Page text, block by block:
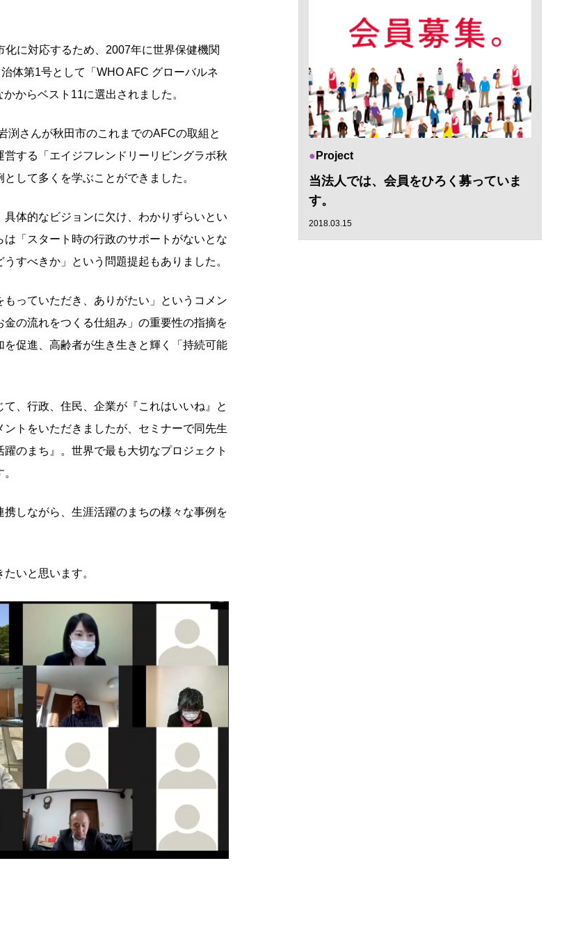
に対応するため、2007年に世界保健機関
体第1号として「WHO AFC グローバルネ
からベスト11に選出されました。
渕さんが秋田市のこれまでのAFCの取組と
する「エイジフレンドリーリビングラボ秋
して多くを学ぶことができました。
体的なビジョンに欠け、わかりずらいとい
「スタート時の行政のサポートがないとな
すべきか」という問題提起もありました。
っていただき、ありがたい」というコメン
の流れをつくる仕組み」の重要性の指摘を
促進、高齢者が生き生きと輝く「持続可能
、行政、住民、企業が『これはいいね』と
トをいただきましたが、セミナーで同先生
のまち』。世界で最も大切なプロジェクト
しながら、生涯活躍のまちの様々な事例を
いと思います。
Project
当法人では、会員をひろく募っていま
す。
2018.03.15